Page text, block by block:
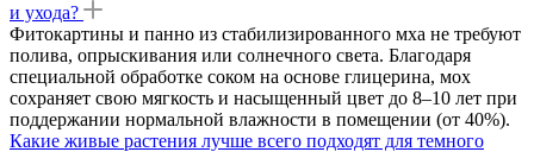
и ухода?
Фитокартины и панно из стабилизированного мха не требуют
полива, опрыскивания или солнечного света. Благодаря
специальной обработке соком на основе глицерина, мох
сохраняет свою мягкость и насыщенный цвет до 8–10 лет при
поддержании нормальной влажности в помещении (от 40%).
Какие живые растения лучше всего подходят для темного